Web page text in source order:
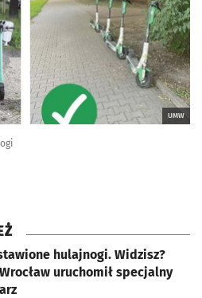
UMW
hulajnogi. Widzisz?
uruchomił specjalny